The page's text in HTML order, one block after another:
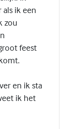
als ik een
zou
feest
en ik sta
ik het